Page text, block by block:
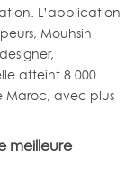
L’application
Mouhsin
atteint 8 000
Maroc, avec plus
meilleure